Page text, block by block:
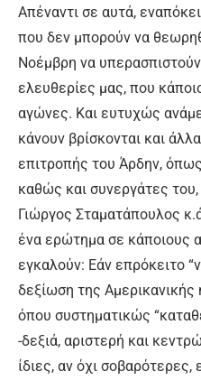
Απέναντι σε αυτά,
που δεν μπορούν να
Νοέμβρη να υπερασπιστούν
ελευθερίες μας, που
αγώνες. Και ευτυχώς
κάνουν βρίσκονται και
επιτροπής του Άρδην,
καθώς και συνεργάτες
Γιώργος Σταματάπουλος
ένα ερώτημα σε κάποιους
εγκαλούν: Εάν επρόκειτο
δεξίωση της Αμερικανικής
όπου συστηματικώς
-δεξιά, αριστερή και
ίδιες, αν όχι σοβαρότερες,